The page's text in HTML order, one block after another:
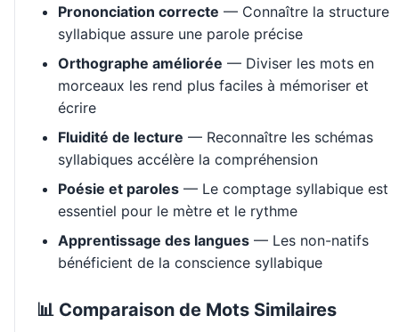
Prononciation correcte — Connaître la structure
syllabique assure une parole précise
Orthographe améliorée — Diviser les mots en
morceaux les rend plus faciles à mémoriser et
écrire
Fluidité de lecture — Reconnaître les schémas
syllabiques accélère la compréhension
Poésie et paroles — Le comptage syllabique est
essentiel pour le mètre et le rythme
Apprentissage des langues — Les non-natifs
bénéficient de la conscience syllabique
📊 Comparaison de Mots Similaires